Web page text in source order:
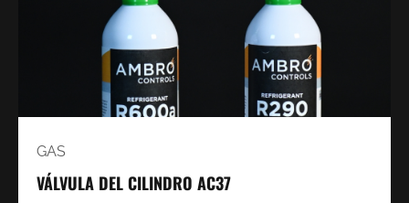
GAS
VÁLVULA DEL CILINDRO AC37